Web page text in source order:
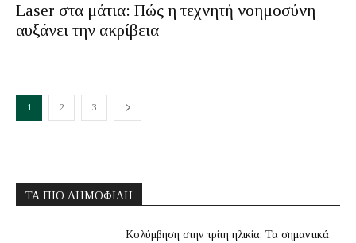
Laser στα μάτια: Πώς η τεχνητή νοημοσύνη
αυξάνει την ακρίβεια
1 2 3
ΤΑ ΠΙΟ ΔΗΜΟΦΙΛΗ
Κολύμβηση στην τρίτη ηλικία: Τα σημαντικά